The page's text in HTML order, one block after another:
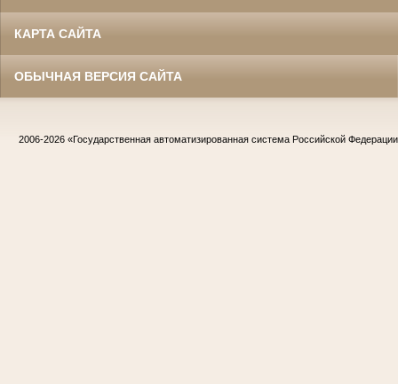
КАРТА САЙТА
ОБЫЧНАЯ ВЕРСИЯ САЙТА
2006-2026 «Государственная автоматизированная система Российской